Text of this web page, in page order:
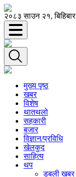
२०८३ साउन २१, बिहिबार
मुख्य पृष्ठ
खबर
विशेष
थातथलो
सहकारी
बजार
विज्ञान/प्रविधि
खेलकुद
साहित्य
थप
डबली खबर